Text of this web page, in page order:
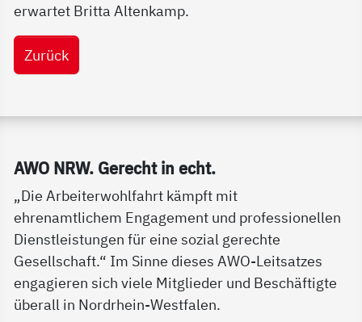
erwartet Britta Altenkamp.
Zurück
Service Informationen
AWO NRW. Ge­recht in echt.
„Die Arbeiterwohlfahrt kämpft mit
ehrenamtlichem Engagement und professionellen
Dienstleistungen für eine sozial gerechte
Gesellschaft.“ Im Sinne dieses AWO-Leitsatzes
engagieren sich viele Mitglieder und Beschäftigte
überall in Nordrhein-Westfalen.